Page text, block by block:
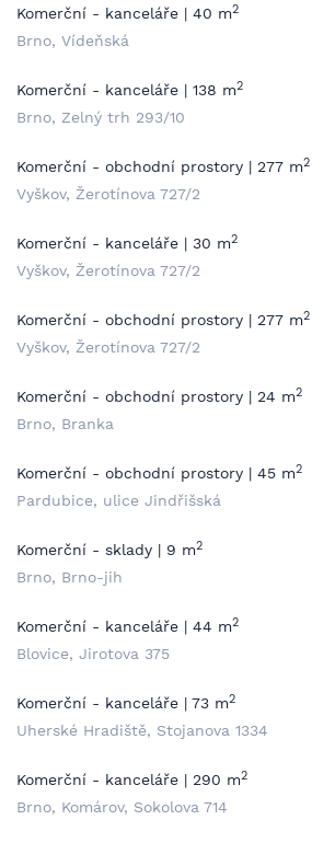
Komerční - kanceláře | 40 m2
Brno, Vídeňská
Komerční - kanceláře | 138 m2
Brno, Zelný trh 293/10
Komerční - obchodní prostory | 277 m2
Vyškov, Žerotínova 727/2
Komerční - kanceláře | 30 m2
Vyškov, Žerotínova 727/2
Komerční - obchodní prostory | 277 m2
Vyškov, Žerotínova 727/2
Komerční - obchodní prostory | 24 m2
Brno, Branka
Komerční - obchodní prostory | 45 m2
Pardubice, ulice Jindřišská
Komerční - sklady | 9 m2
Brno, Brno-jih
Komerční - kanceláře | 44 m2
Blovice, Jirotova 375
Komerční - kanceláře | 73 m2
Uherské Hradiště, Stojanova 1334
Komerční - kanceláře | 290 m2
Brno, Komárov, Sokolova 714